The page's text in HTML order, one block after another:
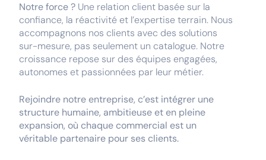
Notre force ? Une relation client basée sur la
confiance, la réactivité et l’expertise terrain. Nous
accompagnons nos clients avec des solutions
sur-mesure, pas seulement un catalogue. Notre
croissance repose sur des équipes engagées,
autonomes et passionnées par leur métier.
Rejoindre notre entreprise, c’est intégrer une
structure humaine, ambitieuse et en pleine
expansion, où chaque commercial est un
véritable partenaire pour ses clients.